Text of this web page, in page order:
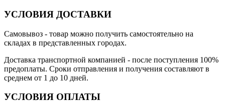
УСЛОВИЯ ДОСТАВКИ
Самовывоз - товар можно получить самостоятельно на
складах в представленных городах.
Доставка транспортной компанией - после поступления 100%
предоплаты. Сроки отправления и получения составляют в
среднем от 1 до 10 дней.
УСЛОВИЯ ОПЛАТЫ